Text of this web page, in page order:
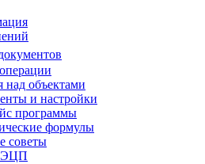
над объектами
и настройки
программы
формулы
советы
ЭЦП